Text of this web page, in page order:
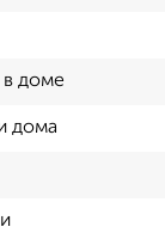
в доме
дома